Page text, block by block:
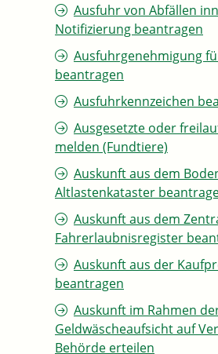
Ausfuhr von Abfällen
Notifizierung beantragen
Ausfuhrgenehmigung
beantragen
Ausfuhrkennzeichen
Ausgesetzte oder
melden (Fundtiere)
Auskunft aus dem
Altlastenkataster
Auskunft aus dem
Fahrerlaubnisregister
Auskunft aus der
beantragen
Auskunft im Rahmen
Geldwäscheaufsicht auf
Behörde erteilen